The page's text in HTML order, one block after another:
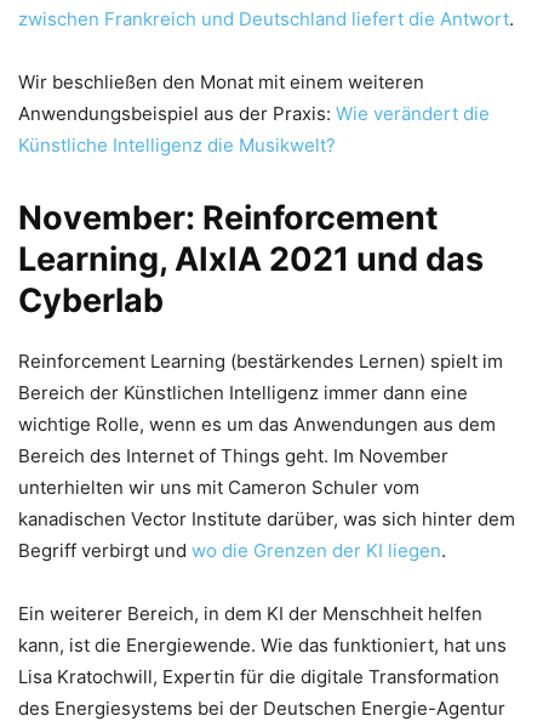
zwischen Frankreich und Deutschland liefert die Antwort.
Wir beschließen den Monat mit einem weiteren
Anwendungsbeispiel aus der Praxis: Wie verändert die
Künstliche Intelligenz die Musikwelt?
November: Reinforcement
Learning, AIxIA 2021 und das
Cyberlab
Reinforcement Learning (bestärkendes Lernen) spielt im
Bereich der Künstlichen Intelligenz immer dann eine
wichtige Rolle, wenn es um das Anwendungen aus dem
Bereich des Internet of Things geht. Im November
unterhielten wir uns mit Cameron Schuler vom
kanadischen Vector Institute darüber, was sich hinter dem
Begriff verbirgt und wo die Grenzen der KI liegen.
Ein weiterer Bereich, in dem KI der Menschheit helfen
kann, ist die Energiewende. Wie das funktioniert, hat uns
Lisa Kratochwill, Expertin für die digitale Transformation
des Energiesystems bei der Deutschen Energie-Agentur